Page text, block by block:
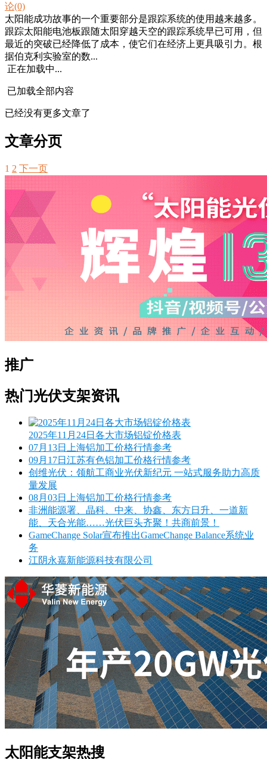
论(0)
太阳能成功故事的一个重要部分是跟踪系统的使用越来越多。
跟踪太阳能电池板跟随太阳穿越天空的跟踪系统早已可用，但
最近的突破已经降低了成本，使它们在经济上更具吸引力。根
据伯克利实验室的数...
正在加载中...
已加载全部内容
已经没有更多文章了
文章分页
1 2 下一页
推广
热门光伏支架资讯
2025年11月24日各大市场铝锭价格表
07月13日上海铝加工价格行情参考
09月17日江苏有色铝加工价格行情参考
创维光伏：领航工商业光伏新纪元 一站式服务助力高质
量发展
08月03日上海铝加工价格行情参考
非洲能源署、晶科、中来、协鑫、东方日升、一道新
能、天合光能……光伏巨头齐聚！共商前景！
GameChange Solar宣布推出GameChange Balance系统业
务
江阴永嘉新能源科技有限公司
太阳能支架热搜